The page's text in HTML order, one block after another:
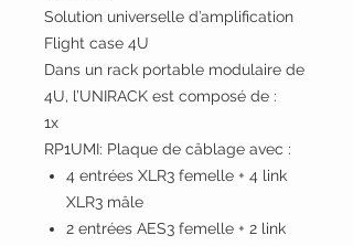
Solution universelle d’amplification
Flight case 4U
Dans un rack portable modulaire de
4U, l’UNIRACK est composé de :
1x
RP1UMI: Plaque de câblage avec :
4 entrées XLR3 femelle + 4 link
XLR3 mâle
2 entrées AES3 femelle + 2 link